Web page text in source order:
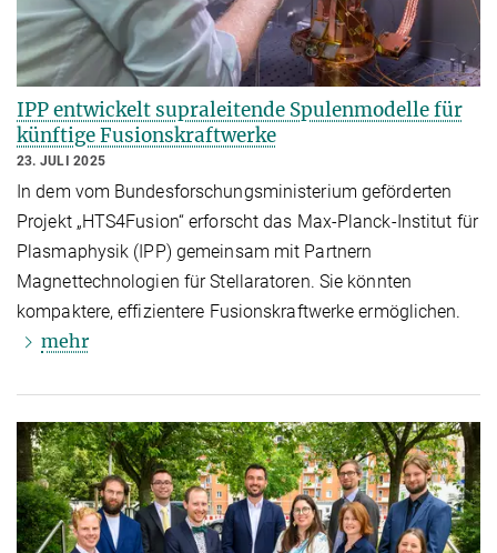
IPP entwickelt supraleitende Spulenmodelle für
künftige Fusionskraftwerke
23. JULI 2025
In dem vom Bundesforschungsministerium geförderten
Projekt „HTS4Fusion“ erforscht das Max-Planck-Institut für
Plasmaphysik (IPP) gemeinsam mit Partnern
Magnettechnologien für Stellaratoren. Sie könnten
kompaktere, effizientere Fusionskraftwerke ermöglichen.
mehr